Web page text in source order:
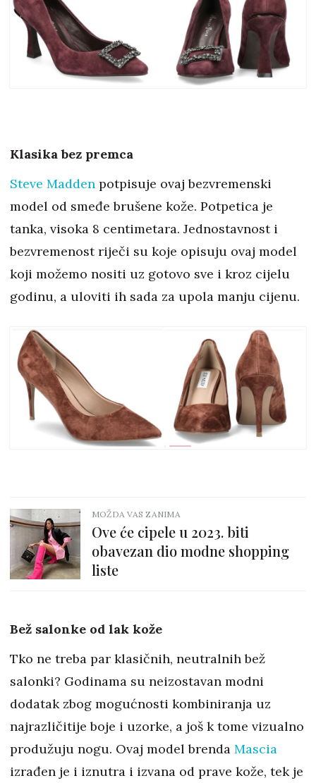
Klasika bez premca
Steve Madden potpisuje ovaj bezvremenski
model od smeđe brušene kože. Potpetica je
tanka, visoka 8 centimetara. Jednostavnost i
bezvremenost riječi su koje opisuju ovaj model
koji možemo nositi uz gotovo sve i kroz cijelu
godinu, a uloviti ih sada za upola manju cijenu.
MOŽDA VAS ZANIMA
Ove će cipele u 2023. biti
obavezan dio modne shopping
liste
Bež salonke od lak kože
Tko ne treba par klasičnih, neutralnih bež
salonki? Godinama su neizostavan modni
dodatak zbog mogućnosti kombiniranja uz
najrazličitije boje i uzorke, a još k tome vizualno
produžuju nogu. Ovaj model brenda Mascia
izrađen je i iznutra i izvana od prave kože, tek je